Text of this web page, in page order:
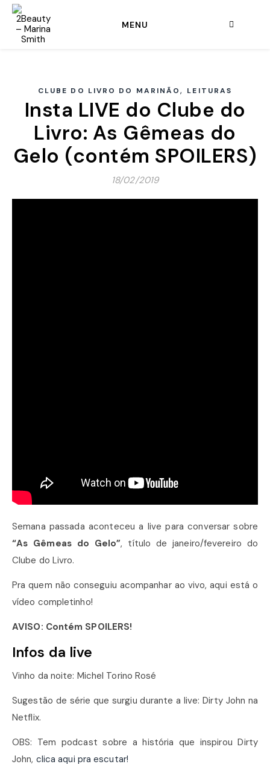
MENU
CLUBE DO LIVRO DO MARINÃO, LEITURAS
Insta LIVE do Clube do
Livro: As Gêmeas do
Gelo (contém SPOILERS)
18/02/2019
Semana passada aconteceu a live para conversar sobre
“As Gêmeas do Gelo”, título de janeiro/fevereiro do
Clube do Livro.
Pra quem não conseguiu acompanhar ao vivo, aqui está o
vídeo completinho!
AVISO: Contém SPOILERS!
Infos da live
Vinho da noite: Michel Torino Rosé
Sugestão de série que surgiu durante a live: Dirty John na
Netflix.
OBS: Tem podcast sobre a história que inspirou Dirty
John, clica aqui pra escutar!